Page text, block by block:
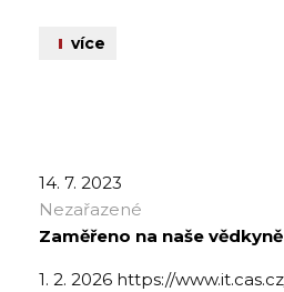
více
14. 7. 2023
Nezařazené
Zaměřeno na naše vědkyně
1. 2. 2026 https://